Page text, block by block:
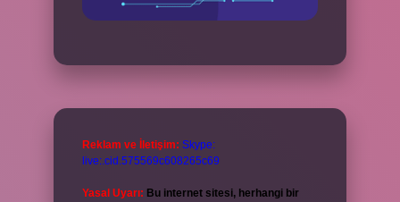
Reklam ve İletişim: Skype:
live:.cid.575569c608265c69
Yasal Uyarı: Bu internet sitesi, herhangi bir